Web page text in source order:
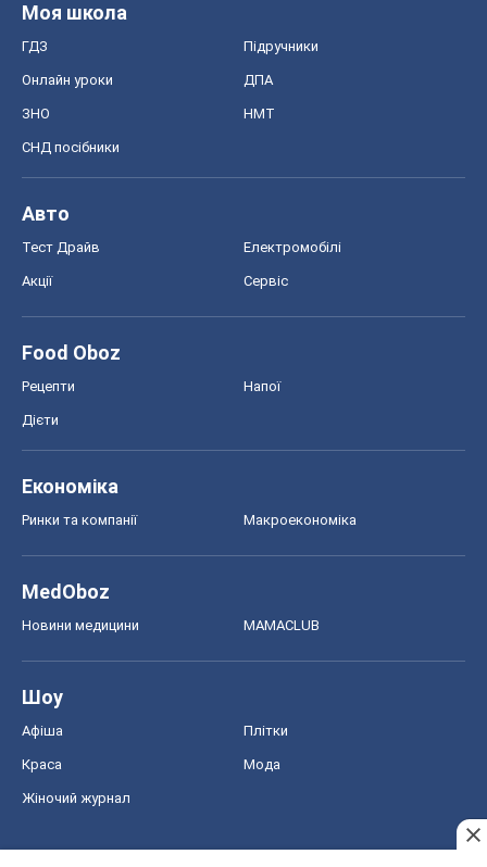
Моя школа
ГДЗ Підручники
Онлайн уроки ДПА
ЗНО НМТ
СНД посібники
Авто
Тест Драйв Електромобілі
Акції Сервіс
Food Oboz
Рецепти Напої
Дієти
Економіка
Ринки та компанії Макроекономіка
MedOboz
Новини медицини MAMACLUB
Шоу
Афіша Плітки
Краса Мода
Жіночий журнал